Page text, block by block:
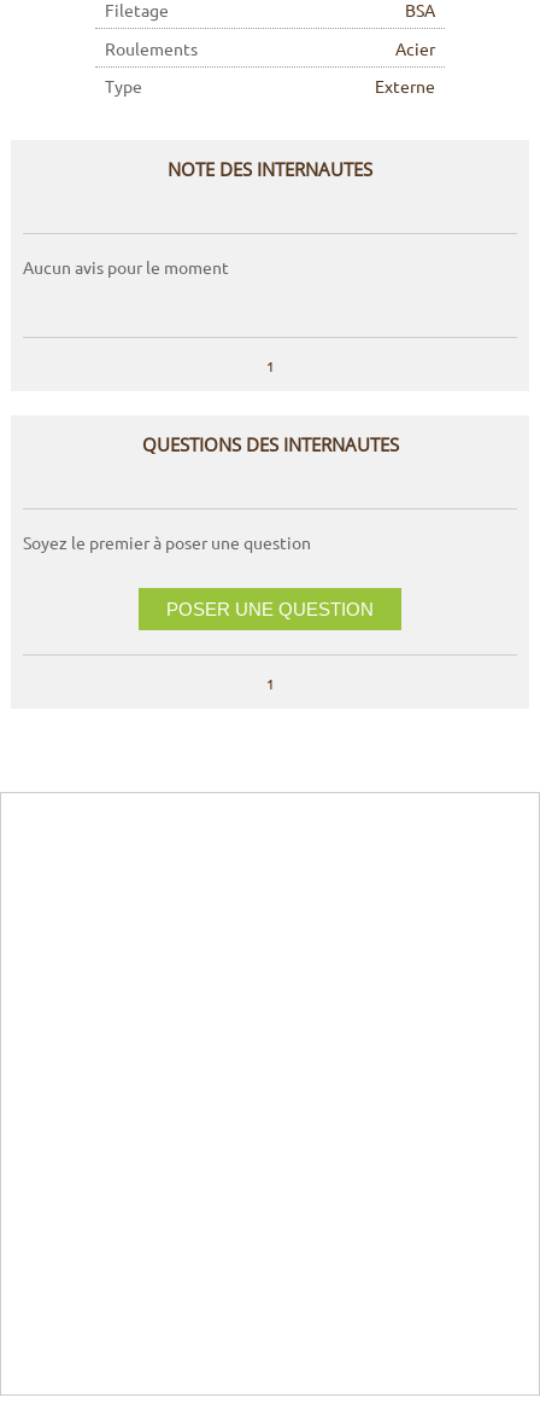
Filetage
BSA
Roulements
Acier
Type
Externe
NOTE DES INTERNAUTES
Aucun avis pour le moment
1
QUESTIONS DES INTERNAUTES
Soyez le premier à poser une question
POSER UNE QUESTION
1